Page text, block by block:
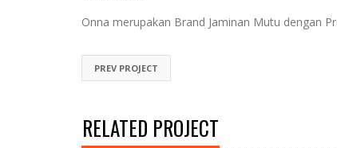
Onna merupakan Brand Jaminan Mutu dengan
PREV PROJECT
RELATED PROJECT